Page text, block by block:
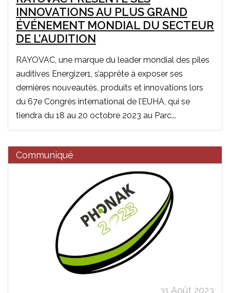
INNOVATIONS AU PLUS GRAND
ÉVÉNEMENT MONDIAL DU SECTEUR
DE L’AUDITION
RAYOVAC, une marque du leader mondial des piles
auditives Energizer1, s’apprête à exposer ses
dernières nouveautés, produits et innovations lors
du 67e Congrès international de l’EUHA, qui se
tiendra du 18 au 20 octobre 2023 au Parc...
Communiqué
31 Août 2023